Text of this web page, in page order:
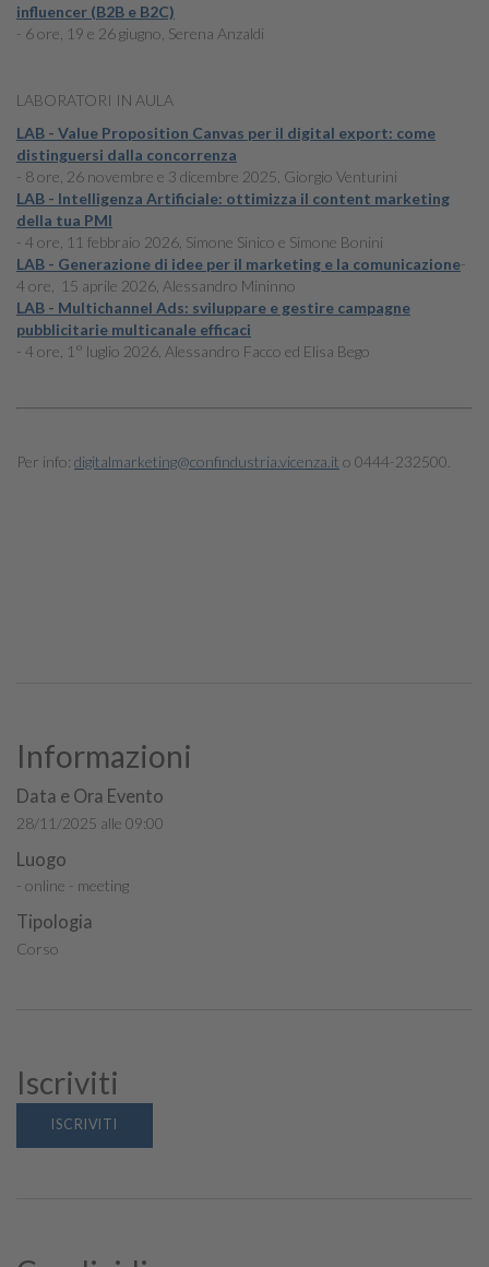
influencer (B2B e B2C)
- 6 ore, 19 e 26 giugno, Serena Anzaldi
LABORATORI IN AULA
LAB - Value Proposition Canvas per il digital export: come
distinguersi dalla concorrenza
- 8 ore, 26 novembre e 3 dicembre 2025, Giorgio Venturini
LAB - Intelligenza Artificiale: ottimizza il content marketing
della tua PMI
- 4 ore, 11 febbraio 2026, Simone Sinico e Simone Bonini
LAB - Generazione di idee per il marketing e la comunicazione-
4 ore, 15 aprile 2026, Alessandro Mininno
LAB - Multichannel Ads: sviluppare e gestire campagne
pubblicitarie multicanale efficaci
- 4 ore, 1° luglio 2026, Alessandro Facco ed Elisa Bego
Per info: digitalmarketing@confindustria.vicenza.it o 0444-232500.
Informazioni
Data e Ora Evento
28/11/2025 alle 09:00
Luogo
- online - meeting
Tipologia
Corso
Iscriviti
ISCRIVITI